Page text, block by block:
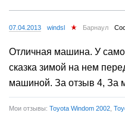
07.04.2013 windsl Барнаул
Отличная машина. У
сказка зимой на нем
машиной. За отзыв 4, За
Мои отзывы: Toyota Windom 2002